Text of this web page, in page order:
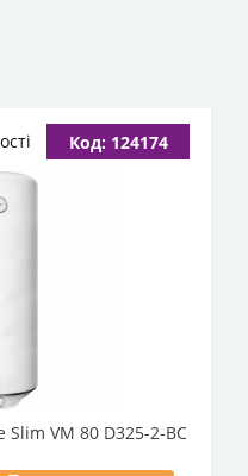
Код: 124174
VM 80 D325-2-BC